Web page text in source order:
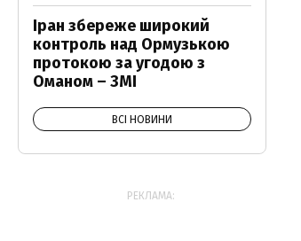
Іран збереже широкий
контроль над Ормузькою
протокою за угодою з
Оманом – ЗМІ
ВСІ НОВИНИ
РЕКЛАМА: